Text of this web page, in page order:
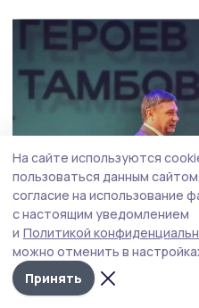
Фото: Вадим Панов
На сайте используются
пользоваться данным
согласие на использование
с настоящим уведомлением
и Политикой
можно отменить в
Принять